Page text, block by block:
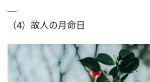
（4）故人の月命日